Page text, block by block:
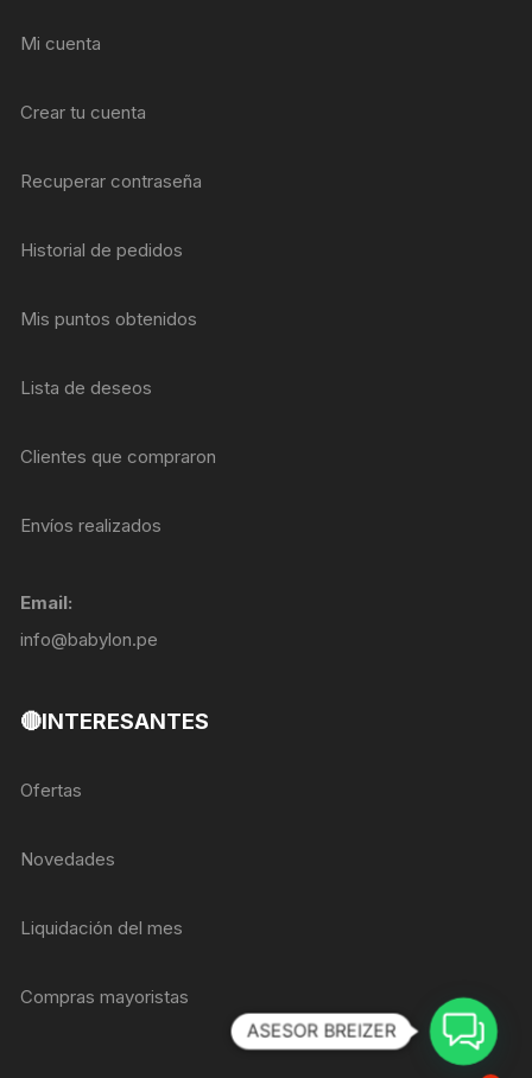
Mi cuenta
Crear tu cuenta
Recuperar contraseña
Historial de pedidos
Mis puntos obtenidos
Lista de deseos
Clientes que compraron
Envíos realizados
Email:
info@babylon.pe
🔴INTERESANTES
Ofertas
Novedades
Liquidación del mes
Compras mayoristas
ASESOR BREIZER